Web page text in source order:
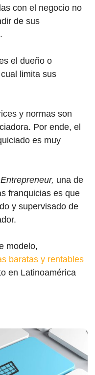
con el negocio no
de sus
el dueño o
limita sus
y normas son
Por ende, el
es muy
Entrepreneur, una de
franquicias es que
y supervisado de
modelo,
baratas y rentables
en Latinoamérica